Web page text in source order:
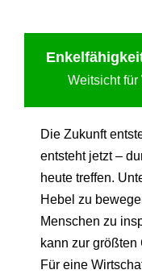
Enkelfähigkei
Weitsicht für
Die Zukunft
entsteht jetzt –
heute treffen.
Hebel zu
Menschen zu
kann zur
Für eine